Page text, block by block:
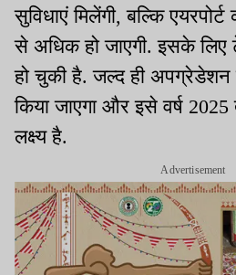
सुविधाएं मिलेंगी, बल्कि एयरपोर्ट
से अधिक हो जाएगी. इसके लिए
हो चुकी है. जल्द ही अपग्रेडेशन
किया जाएगा और इसे वर्ष
लक्ष्य है.
Advertisement